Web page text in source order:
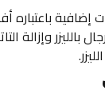
باعتباره
بالليزر وإزالة